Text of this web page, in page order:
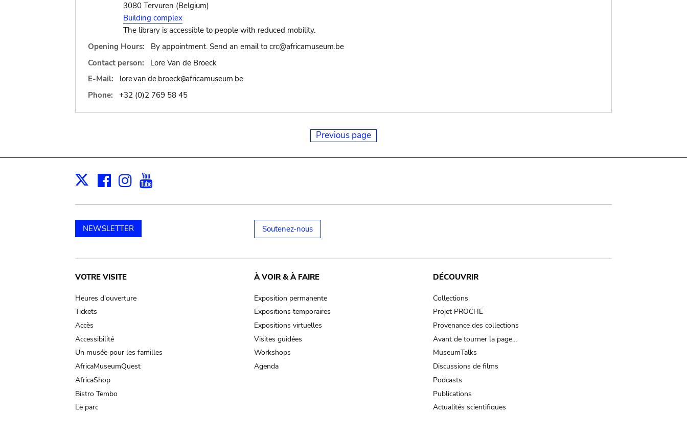
3080 Tervuren (Belgium)
Building complex
The library is accessible to people with reduced mobility.
Opening Hours:
By appointment. Send an email to crc@africamuseum.be
Contact person:
Lore Van de Broeck
E-Mail:
lore.van.de.broeck@africamuseum.be
Phone:
+32 (0)2 769 58 45
Previous page
X Facebook
Instagram
NEWSLETTER Soutenez-nous
Main
navigation
VOTRE VISITE
Heures d'ouverture
Tickets
Accès
Accessibilité
Un musée pour les familles
AfricaMuseumQuest
AfricaShop
Bistro Tembo
Le parc
À VOIR & À FAIRE
Exposition permanente
Expositions temporaires
Expositions virtuelles
Visites guidées
Workshops
Agenda
DÉCOUVRIR
Collections
Projet PROCHE
Provenance des collections
Avant de tourner la page…
MuseumTalks
Discussions de films
Podcasts
Publications
Actualités scientifiques